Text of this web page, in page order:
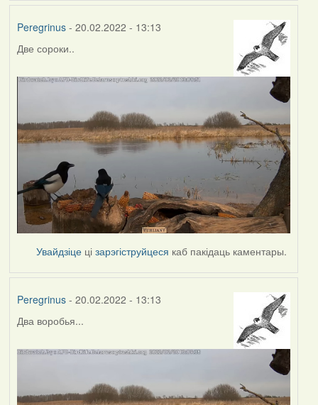
Peregrinus- 20.02.2022 - 13:13
Две сороки..
Увайдзіце цізарэгіструйцеся каб пакідаць каментары.
Peregrinus- 20.02.2022 - 13:13
Два воробья...